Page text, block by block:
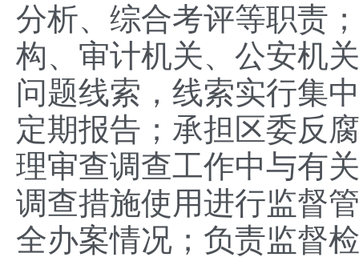
分析、综合考评等职责
构、审计机关、公安机
问题线索，线索实行集
定期报告；承担区委反
理审查调查工作中与有
调查措施使用进行监督
全办案情况；负责监督